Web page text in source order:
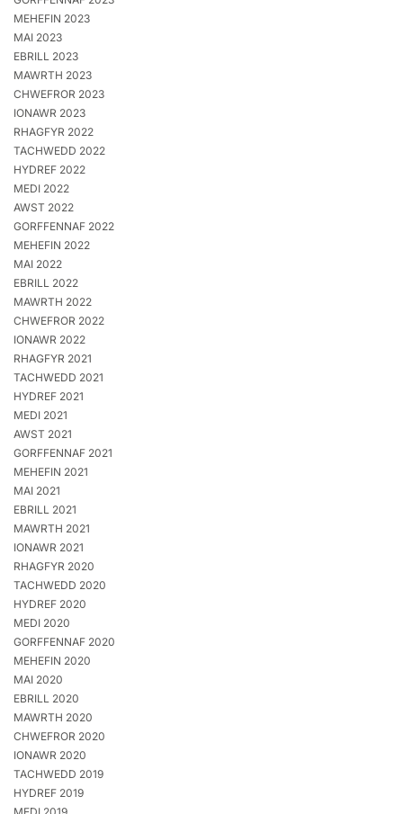
MEHEFIN 2023
MAI 2023
EBRILL 2023
MAWRTH 2023
CHWEFROR 2023
IONAWR 2023
RHAGFYR 2022
TACHWEDD 2022
HYDREF 2022
MEDI 2022
AWST 2022
GORFFENNAF 2022
MEHEFIN 2022
MAI 2022
EBRILL 2022
MAWRTH 2022
CHWEFROR 2022
IONAWR 2022
RHAGFYR 2021
TACHWEDD 2021
HYDREF 2021
MEDI 2021
AWST 2021
GORFFENNAF 2021
MEHEFIN 2021
MAI 2021
EBRILL 2021
MAWRTH 2021
IONAWR 2021
RHAGFYR 2020
TACHWEDD 2020
HYDREF 2020
MEDI 2020
GORFFENNAF 2020
MEHEFIN 2020
MAI 2020
EBRILL 2020
MAWRTH 2020
CHWEFROR 2020
IONAWR 2020
TACHWEDD 2019
HYDREF 2019